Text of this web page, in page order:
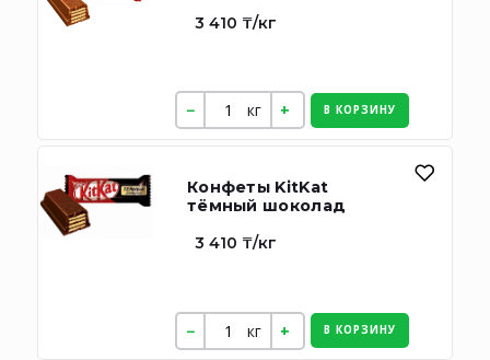
3 410 ₸/кг
кг В КОРЗИНУ
Конфеты KitKat
тёмный шоколад
3 410 ₸/кг
кг В КОРЗИНУ